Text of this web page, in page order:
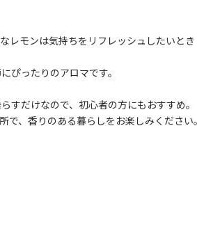
レモンは気持ちをリフレッシュしたいとき
ぴったりのアロマです。
すだけなので、初心者の方にもおすすめ。
、香りのある暮らしをお楽しみください。